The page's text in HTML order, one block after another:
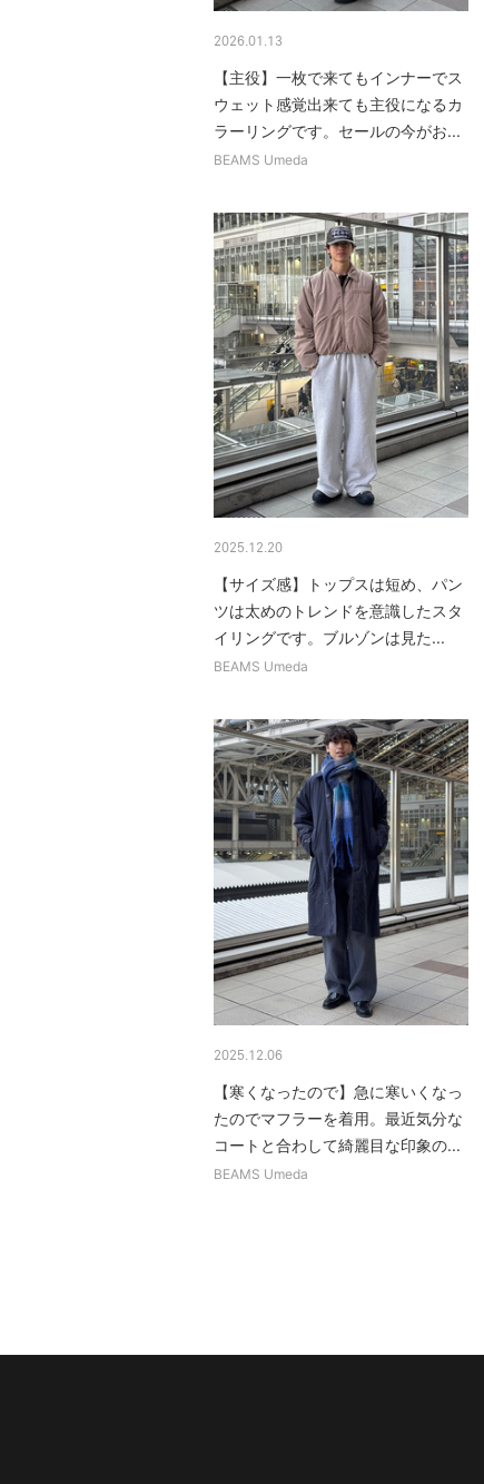
2026.01.13
【主役】一枚で来てもインナーでス
ウェット感覚出来ても主役になるカ
ラーリングです。セールの今がお...
BEAMS Umeda
2025.12.20
【サイズ感】トップスは短め、パン
ツは太めのトレンドを意識したスタ
イリングです。ブルゾンは見た...
BEAMS Umeda
2025.12.06
【寒くなったので】急に寒いくなっ
たのでマフラーを着用。最近気分な
コートと合わして綺麗目な印象の...
BEAMS Umeda